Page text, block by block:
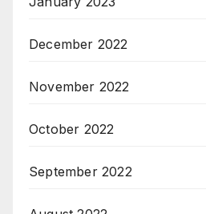
December 2022
November 2022
October 2022
September 2022